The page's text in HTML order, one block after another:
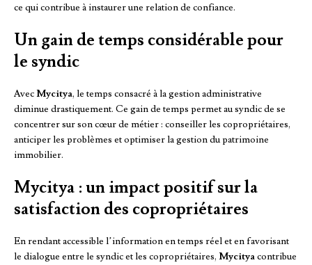
ce qui contribue à instaurer une relation de confiance.
Un gain de temps considérable pour
le syndic
AvecMycitya, le temps consacré à la gestion administrative
diminue drastiquement. Ce gain de temps permet au syndic de se
concentrer sur son cœur de métier : conseiller les copropriétaires,
anticiper les problèmes et optimiser la gestion du patrimoine
immobilier.
Mycitya : un impact positif sur la
satisfaction des copropriétaires
En rendant accessible l’information en temps réel et en favorisant
le dialogue entre le syndic et les copropriétaires, Mycityacontribue